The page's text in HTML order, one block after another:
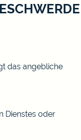
das angebliche
Dienstes oder